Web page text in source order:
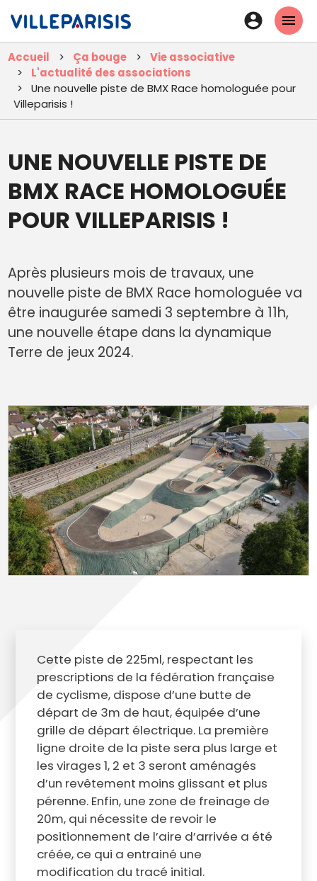
contenu
principal
En-
tête
Accueil Ça bouge
Vie associative
L'actualité des associations
Une nouvelle piste de BMX Race homologuée pour
Villeparisis !
UNE NOUVELLE PISTE DE
BMX RACE HOMOLOGUÉE
POUR VILLEPARISIS !
Après plusieurs mois de travaux, une
nouvelle piste de BMX Race homologuée va
être inaugurée samedi 3 septembre à 11h,
une nouvelle étape dans la dynamique
Terre de jeux 2024.
Cette piste de 225ml, respectant les
prescriptions de la fédération française
de cyclisme, dispose d’une butte de
départ de 3m de haut, équipée d’une
grille de départ électrique. La première
ligne droite de la piste sera plus large et
les virages 1, 2 et 3 seront aménagés
d’un revêtement moins glissant et plus
pérenne. Enfin, une zone de freinage de
20m, qui nécessite de revoir le
positionnement de l’aire d’arrivée a été
créée, ce qui a entrainé une
modification du tracé initial.